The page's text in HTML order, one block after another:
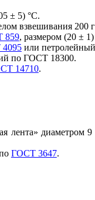
± 5) °С.
взвешивания 200
859, размером (20 ± 1)
или
по ГОСТ 18300.
14710.
лента»
ГОСТ 3647.